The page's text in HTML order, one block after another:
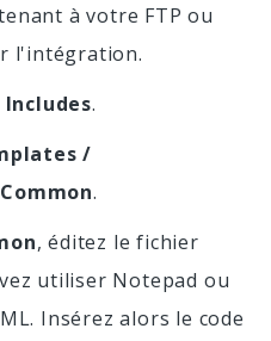
à votre FTP ou
l'intégration.
Includes.
/
.
, éditez le fichier
utiliser Notepad ou
Insérez alors le code